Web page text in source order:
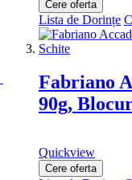
Cere oferta
Lista de Dorințe
Fabriano
90g,
Quickview
Cere oferta